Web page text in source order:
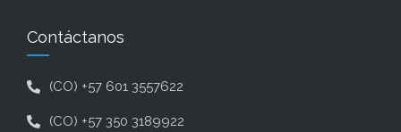
Contáctanos
(CO) +57 601 3557622
(CO) +57 350 3189922